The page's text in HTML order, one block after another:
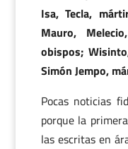
Isa, Tecla,
Mauro,
obispos;
Simón Jempo,
Pocas noticias
porque la
las escritas en